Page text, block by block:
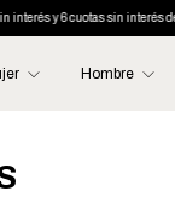
OFF con transferencia
Hombre